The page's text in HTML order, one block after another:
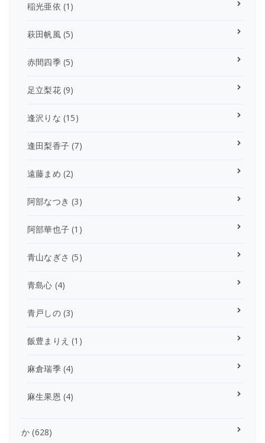
稲光亜依 (1)
萩田帆風(5)
赤間四季(5)
足立梨花(9)
逢沢りな (15)
逢田梨香子 (7)
遠藤まめ (2)
阿部なつき (3)
阿部華也子 (1)
青山なぎさ (5)
青島心 (4)
青戸しの(3)
飯豊まりえ (1)
麻倉瑞季(4)
麻生果恩 (4)
か (628)